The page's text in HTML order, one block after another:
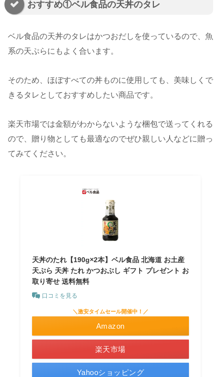
おすすめ①ベル食品の天丼のタレ
ベル食品の天丼のタレはかつおだしを使っているので、魚
系の天ぷらにもよく合います。
そのため、ほぼすべての丼ものに使用しても、美味しくで
きるタレとしておすすめしたい商品です。
楽天市場では金額がわからないような梱包で送ってくれる
ので、贈り物としても最適なのでぜひ親しい人などに贈っ
てみてください。
天丼のたれ【190g×2本】ベル食品 北海道 お土産
天ぷら 天丼 たれ かつおぶし ギフト プレゼント お
取り寄せ 送料無料
口コミを見る
＼激安タイムセール開催中！／
Amazon
楽天市場
Yahooショッピング